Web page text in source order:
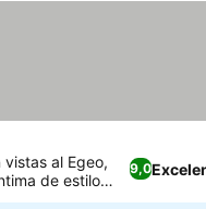
9,0
al Egeo,
de estilo